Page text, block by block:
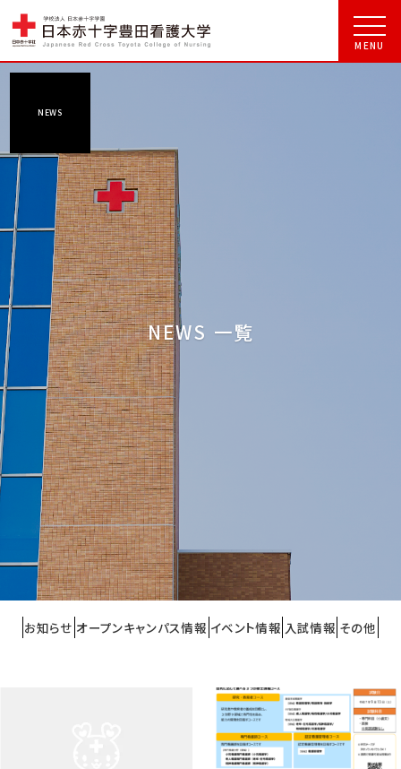
NEWS
NEWS 一覧
お知らせ オープンキャンパス情報 イベント情報 入試情報 その他